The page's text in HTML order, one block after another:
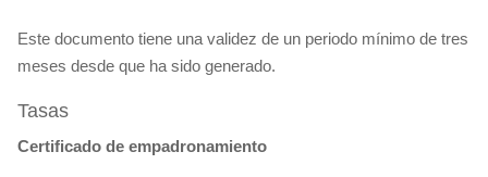
Este documento tiene una validez de un periodo mínimo de tres
meses desde que ha sido generado.
Tasas
Certificado de empadronamiento